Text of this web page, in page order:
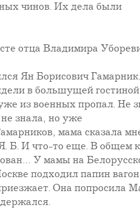
чинов. Их дела были
отца Владимира
Ян Борисович
в большущей
из военных пропал. Не
знала, но уже
мама сказала
Б. И что-то еще. В общем
У мамы на
подходил папин
Она попросила